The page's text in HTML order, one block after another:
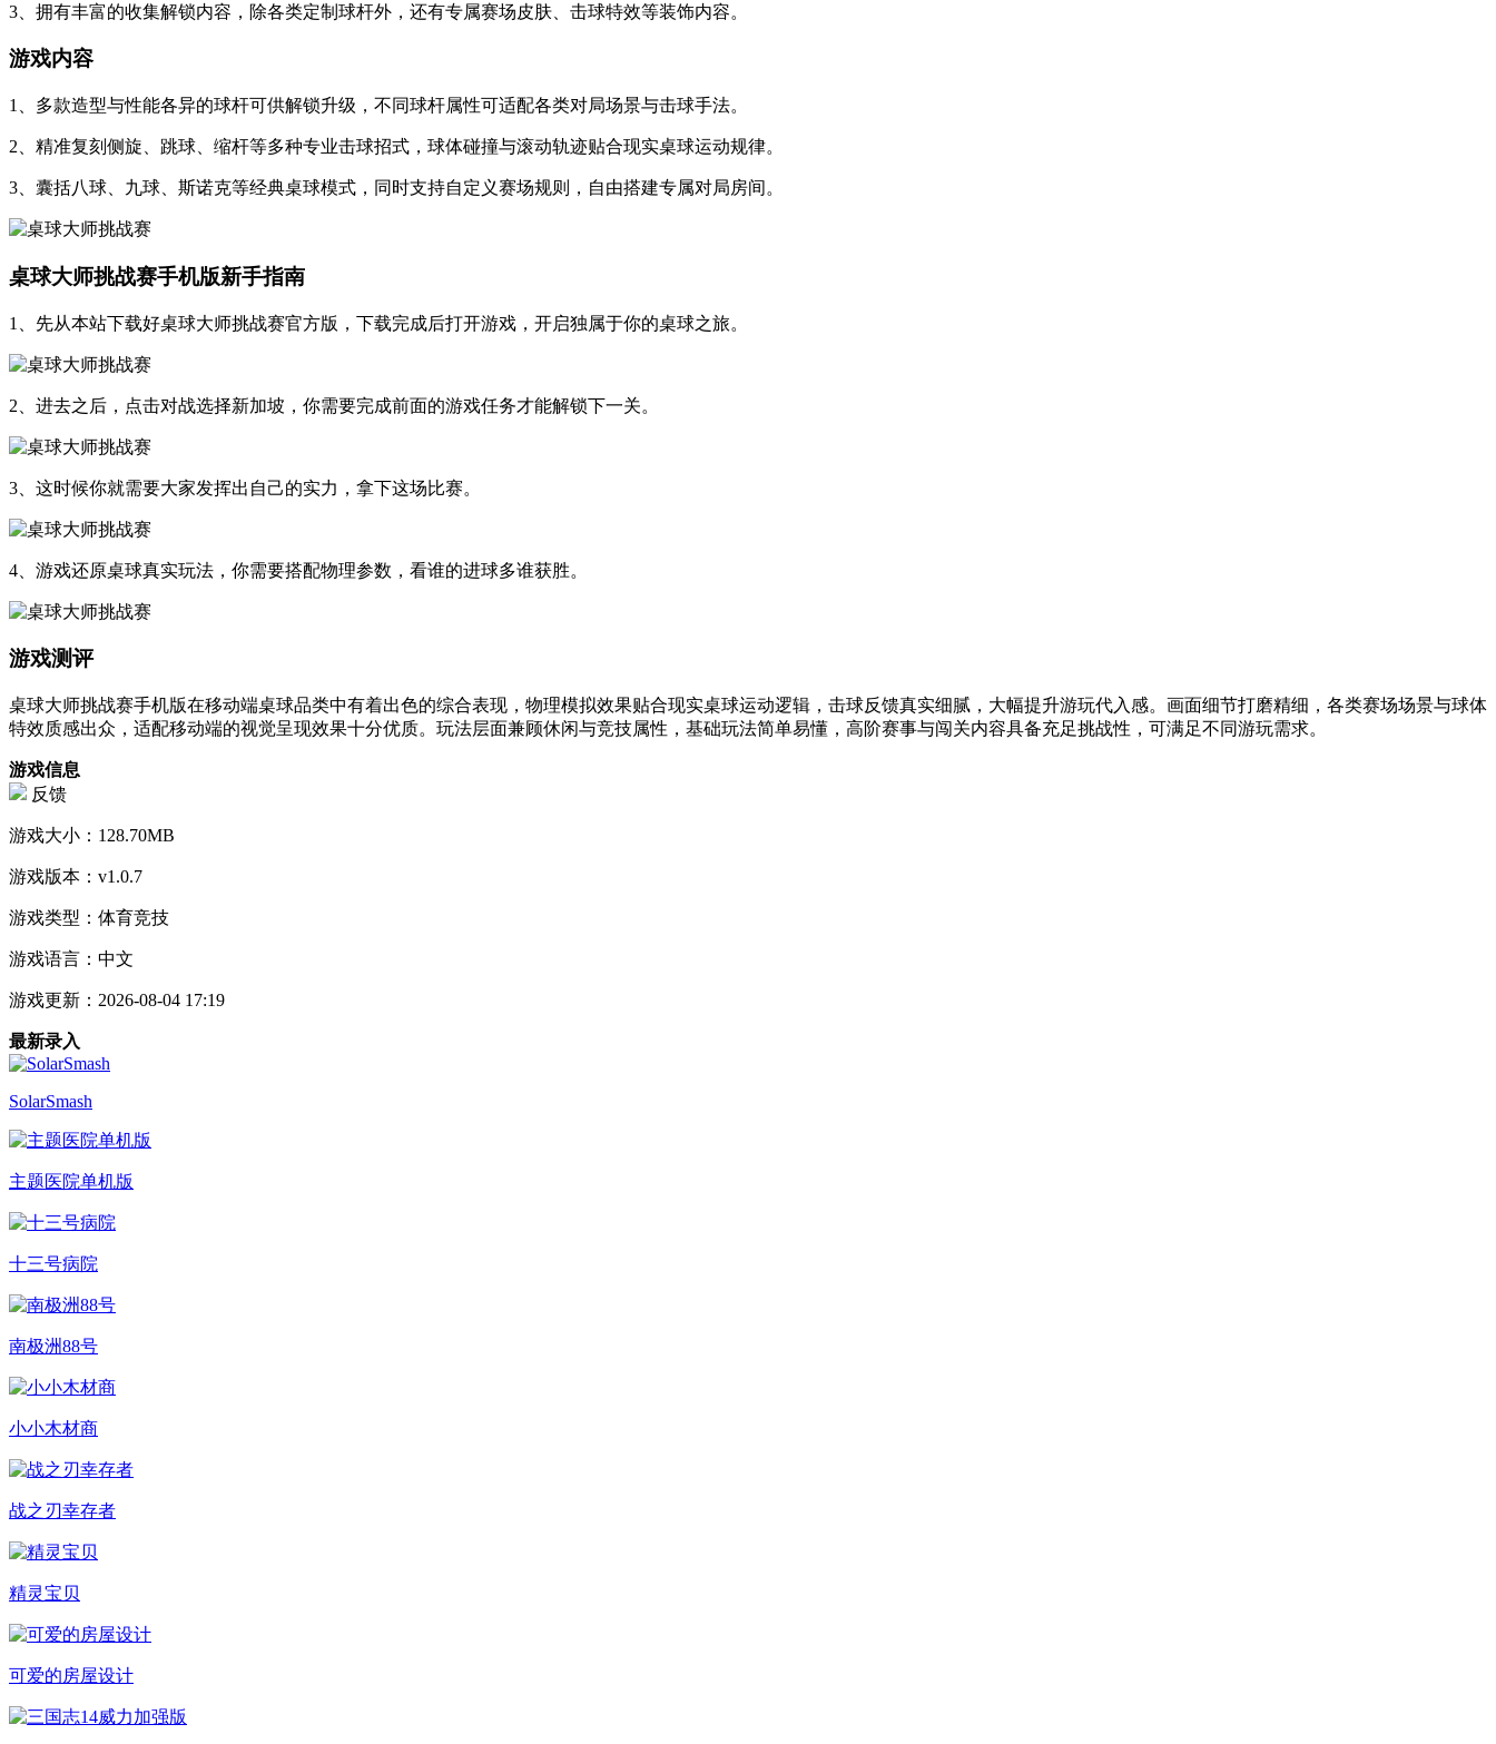
3、拥有丰富的收集解锁内容，除各类定制球杆外，还有专属赛场皮肤、击球特效等装饰内容。
游戏内容
1、多款造型与性能各异的球杆可供解锁升级，不同球杆属性可适配各类对局场景与击球手法。
2、精准复刻侧旋、跳球、缩杆等多种专业击球招式，球体碰撞与滚动轨迹贴合现实桌球运动规律。
3、囊括八球、九球、斯诺克等经典桌球模式，同时支持自定义赛场规则，自由搭建专属对局房间。
桌球大师挑战赛手机版新手指南
1、先从本站下载好桌球大师挑战赛官方版，下载完成后打开游戏，开启独属于你的桌球之旅。
2、进去之后，点击对战选择新加坡，你需要完成前面的游戏任务才能解锁下一关。
3、这时候你就需要大家发挥出自己的实力，拿下这场比赛。
4、游戏还原桌球真实玩法，你需要搭配物理参数，看谁的进球多谁获胜。
游戏测评
桌球大师挑战赛手机版在移动端桌球品类中有着出色的综合表现，物理模拟效果贴合现实桌球运动逻辑，击球反馈真实细腻，大幅提升游玩代入感。画面细节打磨精细，各类赛场场景与球体
特效质感出众，适配移动端的视觉呈现效果十分优质。玩法层面兼顾休闲与竞技属性，基础玩法简单易懂，高阶赛事与闯关内容具备充足挑战性，可满足不同游玩需求。
游戏信息
反馈
游戏大小： 128.70MB
游戏版本： v1.0.7
游戏类型： 体育竞技
游戏语言： 中文
游戏更新： 2026-08-04 17:19
最新录入
SolarSmash
主题医院单机版
十三号病院
南极洲88号
小小木材商
战之刃幸存者
精灵宝贝
可爱的房屋设计